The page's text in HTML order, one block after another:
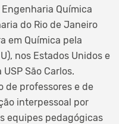
Engenharia Química
do Rio de Janeiro
em Química pela
nos Estados Unidos e
São Carlos.
de professores e de
interpessoal por
equipes pedagógicas